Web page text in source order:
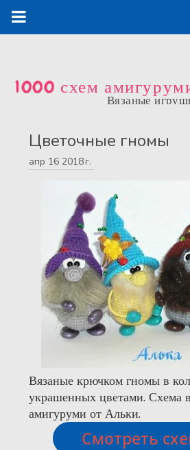
1000 схем
Вязаные
Цветочные гномы
апр 16 2018 г.
Вязаные крючком гномы в
украшенных цветами. Схема
амигуруми от Альки.
Смотреть